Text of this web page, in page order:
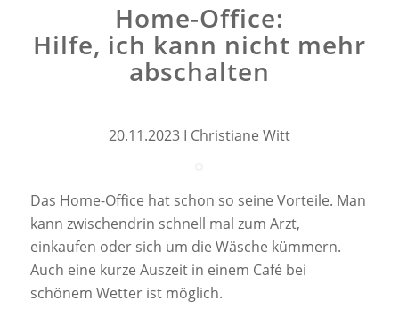
Home-Office:
Hilfe, ich kann nicht mehr
abschalten
20.11.2023 I Christiane Witt
Das Home-Office hat schon so seine Vorteile. Man
kann zwischendrin schnell mal zum Arzt,
einkaufen oder sich um die Wäsche kümmern.
Auch eine kurze Auszeit in einem Café bei
schönem Wetter ist möglich.